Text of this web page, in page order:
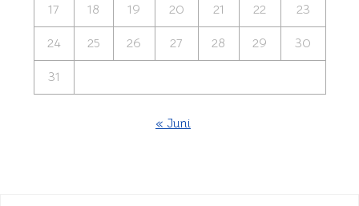
17 18 19 20 21 22 23
24 25 26 27 28 29 30
31
« Juni